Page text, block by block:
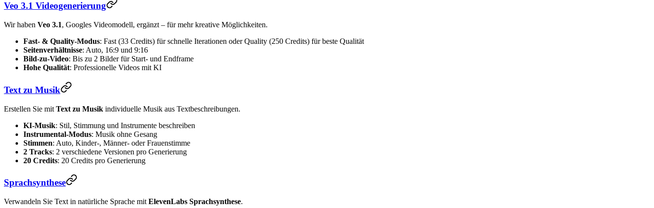
Veo 3.1 Videogenerierung
Wir haben Veo 3.1, Googles Videomodell, ergänzt – für mehr kreative Möglichkeiten.
Fast- & Quality-Modus: Fast (33 Credits) für schnelle Iterationen oder Quality (250 Credits) für beste Qualität
Seitenverhältnisse: Auto, 16:9 und 9:16
Bild-zu-Video: Bis zu 2 Bilder für Start- und Endframe
Hohe Qualität: Professionelle Videos mit KI
Text zu Musik
Erstellen Sie mit Text zu Musik individuelle Musik aus Textbeschreibungen.
KI-Musik: Stil, Stimmung und Instrumente beschreiben
Instrumental-Modus: Musik ohne Gesang
Stimmen: Auto, Kinder-, Männer- oder Frauenstimme
2 Tracks: 2 verschiedene Versionen pro Generierung
20 Credits: 20 Credits pro Generierung
Sprachsynthese
Verwandeln Sie Text in natürliche Sprache mit ElevenLabs Sprachsynthese.